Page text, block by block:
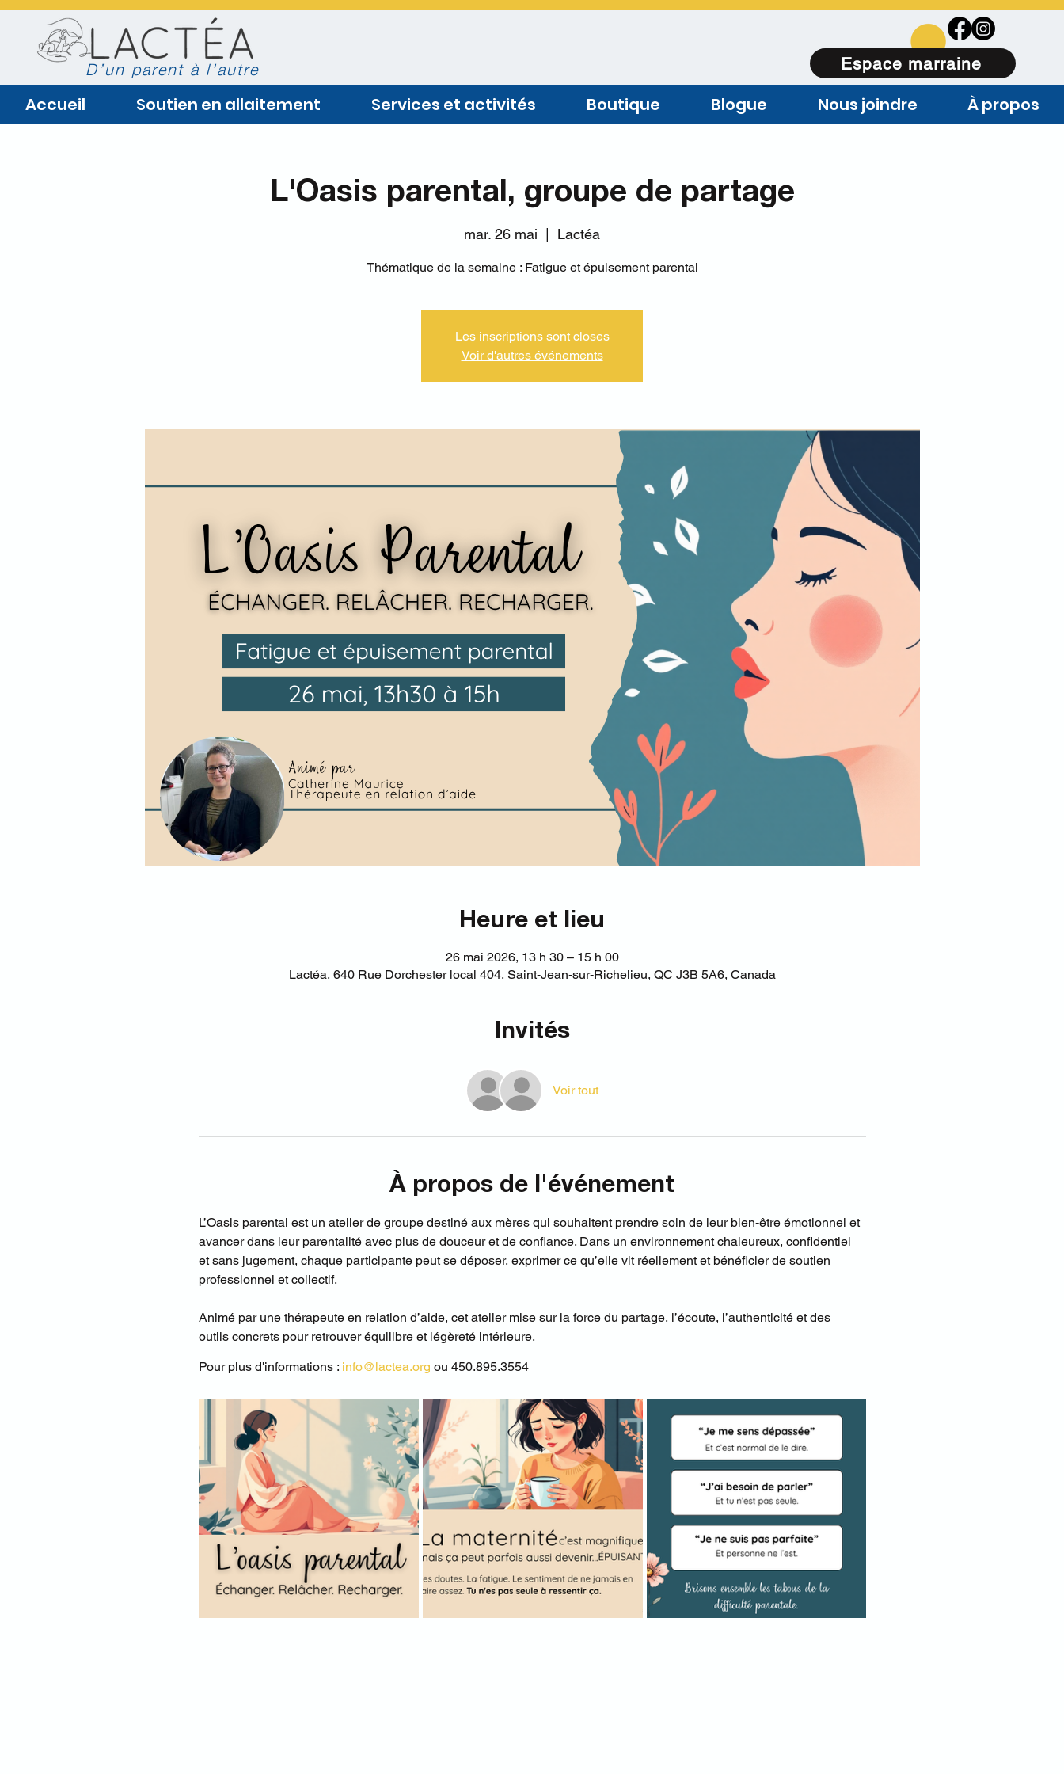
D’un parent à l’autre Espace marraine
Accueil Soutien en allaitement Services et activités Boutique Blogue Nous joindre À propos
L'Oasis parental, groupe de partage
mar. 26 mai
  |
Lactéa
Thématique de la semaine : Fatigue et épuisement parental
Les inscriptions sont closes
Voir d'autres événements
Heure et lieu
26 mai 2026, 13 h 30 – 15 h 00
Lactéa, 640 Rue Dorchester local 404, Saint-Jean-sur-Richelieu, QC J3B 5A6, Canada
Invités
Voir tout
À propos de l'événement
L’Oasis parental est un atelier de groupe destiné aux mères qui souhaitent prendre soin de leur bien-être émotionnel et
avancer dans leur parentalité avec plus de douceur et de confiance. Dans un environnement chaleureux, confidentiel
et sans jugement, chaque participante peut se déposer, exprimer ce qu’elle vit réellement et bénéficier de soutien
professionnel et collectif.
Animé par une thérapeute en relation d’aide, cet atelier mise sur la force du partage, l’écoute, l’authenticité et des
outils concrets pour retrouver équilibre et légèreté intérieure.
Pour plus d'informations : info@lactea.org ou 450.895.3554